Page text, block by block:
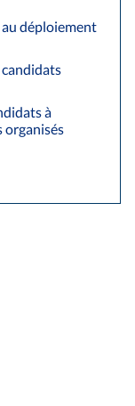
déploiement
à
organisés